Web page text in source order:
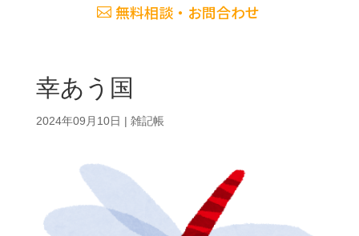
無料相談・お問合わせ
幸あう国
2024年09月10日 | 雑記帳